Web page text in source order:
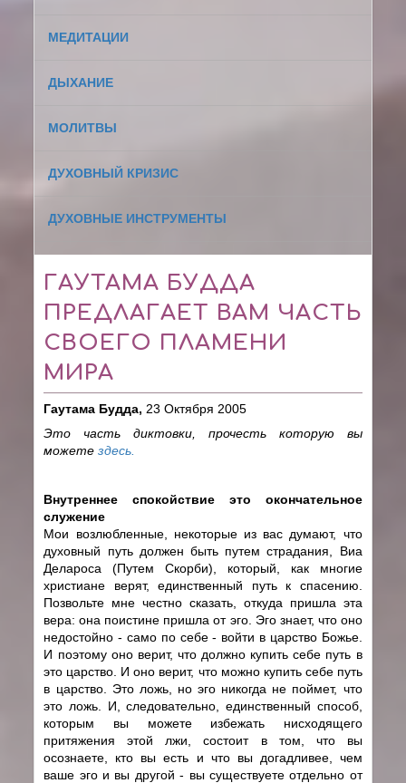
МЕДИТАЦИИ
ДЫХАНИЕ
МОЛИТВЫ
ДУХОВНЫЙ КРИЗИС
ДУХОВНЫЕ ИНСТРУМЕНТЫ
ГАУТАМА БУДДА
ПРЕДЛАГАЕТ ВАМ ЧАСТЬ
СВОЕГО ПЛАМЕНИ
МИРА
Гаутама Будда, 23 Октября 2005
Это часть диктовки, прочесть которую вы
можетездесь.
Внутреннее спокойствие это окончательное
служение
Мои возлюбленные, некоторые из вас думают, что
духовный путь должен быть путем страдания, Виа
Делароса (Путем Скорби), который, как многие
христиане верят, единственный путь к спасению.
Позвольте мне честно сказать, откуда пришла эта
вера: она поистине пришла от эго. Эго знает, что оно
недостойно - само по себе - войти в царство Божье.
И поэтому оно верит, что должно купить себе путь в
это царство. И оно верит, что можно купить себе путь
в царство. Это ложь, но эго никогда не поймет, что
это ложь. И, следовательно, единственный способ,
которым вы можете избежать нисходящего
притяжения этой лжи, состоит в том, что вы
осознаете, кто вы есть и что вы догадливее, чем
ваше эго и вы другой - вы существуете отдельно от